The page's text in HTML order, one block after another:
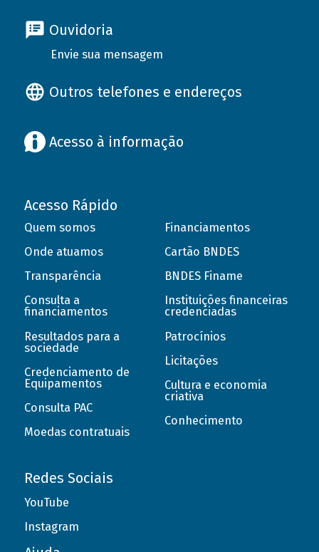
Ouvidoria
Envie sua mensagem
Outros telefones e endereços
Acesso à informação
Acesso Rápido
Quem somos
Onde atuamos
Transparência
Consulta a
financiamentos
Resultados para a
sociedade
Credenciamento de
Equipamentos
Consulta PAC
Moedas contratuais
Financiamentos
Cartão BNDES
BNDES Finame
Instituições financeiras
credenciadas
Patrocínios
Licitações
Cultura e economia
criativa
Conhecimento
Redes Sociais
YouTube
Instagram